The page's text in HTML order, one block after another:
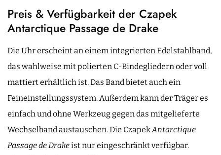
Preis & Verfügbarkeit der Czapek
Antarctique Passage de Drake
Die Uhr erscheint an einem integrierten Edelstahlband,
das wahlweise mit polierten C-Bindegliedern oder voll
mattiert erhältlich ist. Das Band bietet auch ein
Feineinstellungssystem. Außerdem kann der Träger es
einfach und ohne Werkzeug gegen das mitgelieferte
Wechselband austauschen. Die CzapekAntarctique
Passage de Drakeist nur eingeschränkt verfügbar.